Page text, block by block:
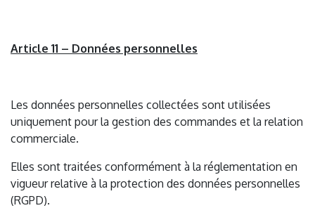
Article 11 – Données personnelles
Les données personnelles collectées sont utilisées
uniquement pour la gestion des commandes et la relation
commerciale.
Elles sont traitées conformément à la réglementation en
vigueur relative à la protection des données personnelles
(RGPD).